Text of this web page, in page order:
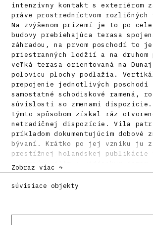
intenzívny kontakt s exteriérom
práve prostredníctvom rozličných
Na zvýšenom prízemí je to po
budovy prebiehajúca terasa
záhradou, na prvom poschodí to
priestranných lodžií a na druhom
veľká terasa orientovaná na
polovicu plochy podlažia.
prepojenie jednotlivých poschodí
samostatné schodiskové ramená,
súvislosti so zmenami dispozície.
týmto spôsobom získal ráz
netradičnej dispozície. Vila
príkladom dokumentujúcim dobové
bývaní. Krátko po jej vzniku ju
prestížnej holandskej publikácie
moderným vilám a vidieckym domom
Amerike. O jej výnimočnosti
skutočnosť, že v publikácii patrí
Zobraz viac ↷
súvisiace objekty